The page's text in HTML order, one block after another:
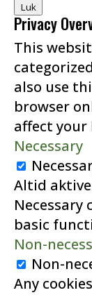
Luk
Privacy
This
also use
browser
affect your
Necessary
Altid
basic
Non-
Non-
Any